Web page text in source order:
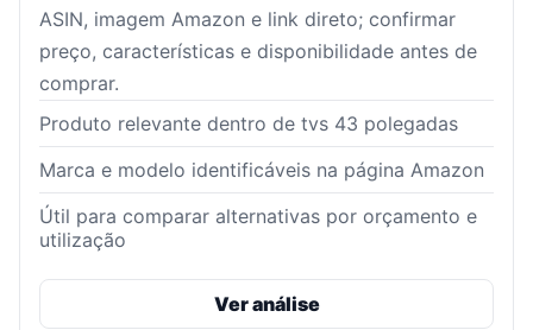
ASIN, imagem Amazon e link direto; confirmar
preço, características e disponibilidade antes de
comprar.
Produto relevante dentro de tvs 43 polegadas
Marca e modelo identificáveis na página Amazon
Útil para comparar alternativas por orçamento e
utilização
Ver análise